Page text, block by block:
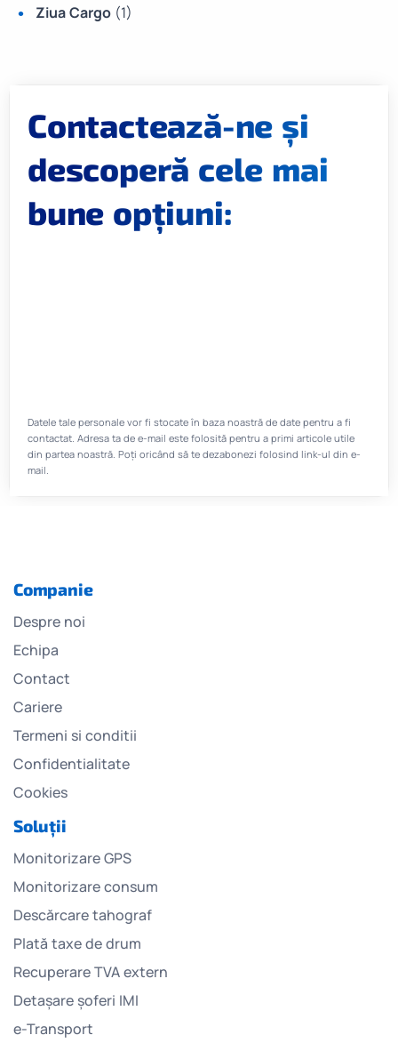
Ziua Cargo (1)
Contactează-ne și
descoperă cele mai
bune opțiuni:
Datele tale personale vor fi stocate în baza noastră de date pentru a fi
contactat. Adresa ta de e-mail este folosită pentru a primi articole utile
din partea noastră. Poți oricând să te dezabonezi folosind link-ul din e-
mail.
Companie
Despre noi
Echipa
Contact
Cariere
Termeni si conditii
Confidentialitate
Cookies
Soluții
Monitorizare GPS
Monitorizare consum
Descărcare tahograf
Plată taxe de drum
Recuperare TVA extern
Detașare șoferi IMI
e-Transport